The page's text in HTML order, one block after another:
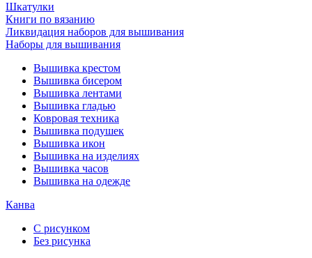
Шкатулки
Книги по вязанию
Ликвидация наборов для вышивания
Наборы для вышивания
Вышивка крестом
Вышивка бисером
Вышивка лентами
Вышивка гладью
Ковровая техника
Вышивка подушек
Вышивка икон
Вышивка на изделиях
Вышивка часов
Вышивка на одежде
Канва
С рисунком
Без рисунка